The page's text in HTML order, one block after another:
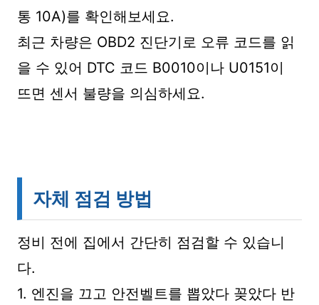
통 10A)를 확인해보세요.
최근 차량은 OBD2 진단기로 오류 코드를 읽
을 수 있어 DTC 코드 B0010이나 U0151이
뜨면 센서 불량을 의심하세요.
자체 점검 방법
정비 전에 집에서 간단히 점검할 수 있습니
다.
1. 엔진을 끄고 안전벨트를 뽑았다 꽂았다 반